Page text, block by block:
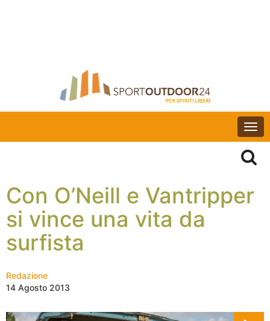
Con O’Neill e Vantripper
si vince una vita da
surfista
Redazione
14 Agosto 2013